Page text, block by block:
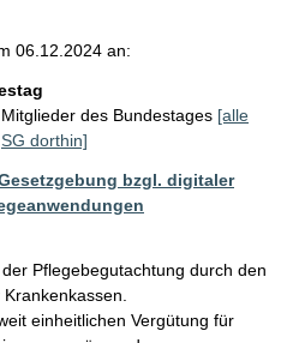
06.12.2024 an:
Mitglieder des Bundestages [alle
SG dorthin]
bzgl. digitaler
Pflegebegutachtung durch den
einheitlichen Vergütung für